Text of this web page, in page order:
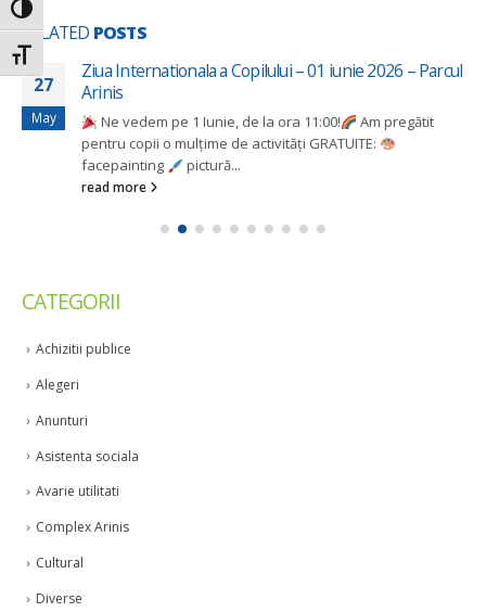
Toggle High Contrast
Toggle Font size
RELATED POSTS
27
May
Ziua Internationala a Copilului – 01 iunie 2026 – Parcul
Arinis
Ne vedem pe 1 Iunie, de la ora 11:00!
Am pregătit
pentru copii o mulțime de activități GRATUITE:
facepainting
pictură...
read more
CATEGORII
Achizitii publice
Alegeri
Anunturi
Asistenta sociala
Avarie utilitati
Complex Arinis
Cultural
Diverse